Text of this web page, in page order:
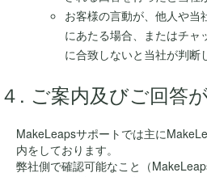
お客様の言動が、他人や当
にあたる場合、またはチャ
に合致しないと当社が判断
４. ご案内及びご回答
MakeLeapsサポートでは主に
内をしております。
弊社側で確認可能なこと（